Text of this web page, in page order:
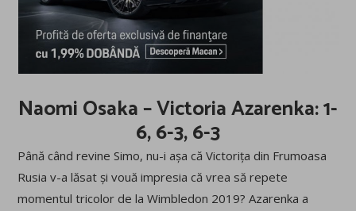
Naomi Osaka – Victoria Azarenka: 1-
6, 6-3, 6-3
Până când revine Simo, nu-i așa că Victorița din Frumoasa
Rusia v-a lăsat și vouă impresia că vrea să repete
momentul tricolor de la Wimbledon 2019? Azarenka a